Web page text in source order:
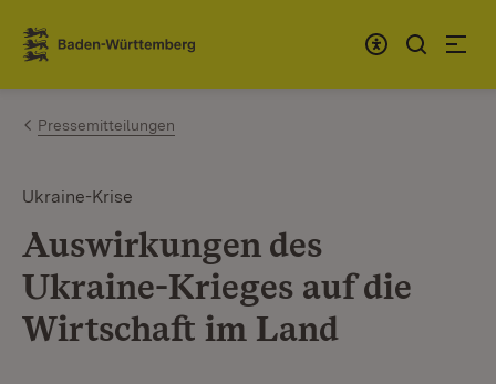
Zum Inhalt springen
Link zur Startseite
Pressemitteilungen
Ukraine-Krise
Auswirkungen des
Ukraine-Krieges auf die
Wirtschaft im Land